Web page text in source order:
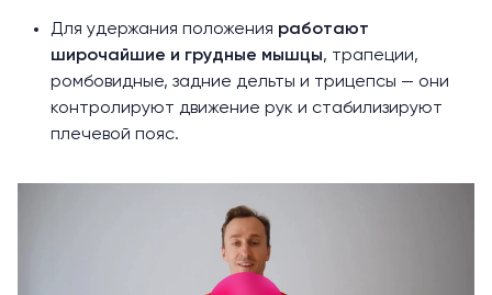
Для удержания положения работают
широчайшие и грудные мышцы, трапеции,
ромбовидные, задние дельты и трицепсы — они
контролируют движение рук и стабилизируют
плечевой пояс.